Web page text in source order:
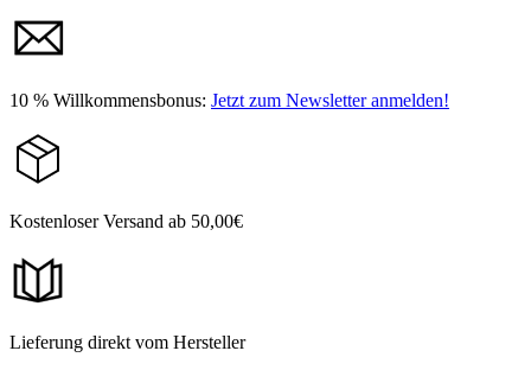
10 % Willkommensbonus: Jetzt zum Newsletter anmelden!
Kostenloser Versand ab 50,00€
Lieferung direkt vom Hersteller